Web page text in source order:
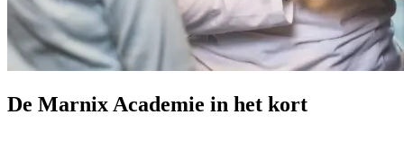
De Marnix Academie in het kort